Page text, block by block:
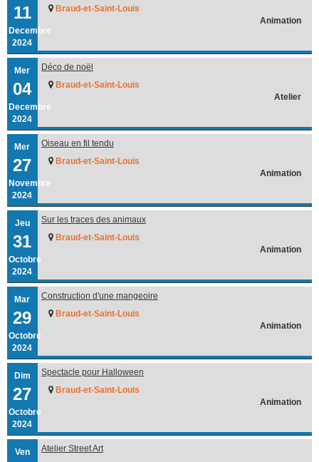
11
Decembre
2024
Braud-et-Saint-Louis
Animation
Mer
04
Decembre
2024
Déco de noël
Braud-et-Saint-Louis
Atelier
Mer
27
Novembre
2024
Oiseau en fil tendu
Braud-et-Saint-Louis
Animation
Jeu
31
Octobre
2024
Sur les traces des animaux
Braud-et-Saint-Louis
Animation
Mar
29
Octobre
2024
Construction d'une mangeoire
Braud-et-Saint-Louis
Animation
Dim
27
Octobre
2024
Spectacle pour Halloween
Braud-et-Saint-Louis
Animation
Ven
Atelier Street Art